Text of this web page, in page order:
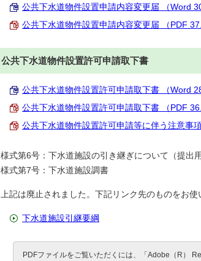
公共下水道物件設置申請内容変更届 （Word
公共下水道物件設置申請内容変更届 （PDF
公共下水道物件設置許可申請取下書
公共下水道物件設置許可申請取下書 （Word
公共下水道物件設置許可申請取下書 （PDF
公共下水道物件設置許可申請等に伴う注意事
様式第6号：下水道施設の引き継ぎについて（提出用
様式第7号：下水道施設調書
上記は廃止されました。下記リンク先のものをお使
下水道施設引継要綱
PDFファイルをご覧いただくには、「Adobe（R）